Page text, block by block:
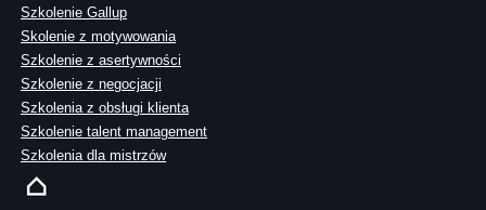
Szkolenie Gallup
Skolenie z motywowania
Szkolenie z asertywności
Szkolenie z negocjacji
Szkolenia z obsługi klienta
Szkolenie talent management
Szkolenia dla mistrzów